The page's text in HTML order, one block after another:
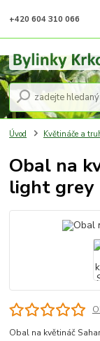
+420 604 310 066
Úvod Květináče a
Obal na
light grey
Obal na květináč